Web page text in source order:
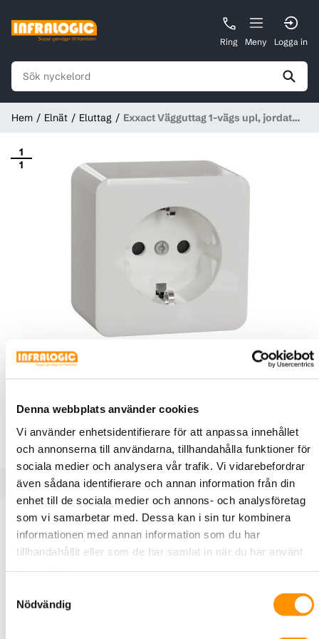
Denna webbplats använder cookies
Vi använder enhetsidentifierare för att anpassa innehållet
och annonserna till användarna, tillhandahålla funktioner för
sociala medier och analysera vår trafik. Vi vidarebefordrar
även sådana identifierare och annan information från din
enhet till de sociala medier och annons- och analysföretag
som vi samarbetar med. Dessa kan i sin tur kombinera
informationen med annan information som du har
tillhandahållit eller som de har samlat in när du har använt
Nödvändig
Ring Meny Logga in
Hem Elnät Eluttag
Exxact Vägguttag 1-vägs upl, jordat
1
1
E18 202 92 Schneider Electric
Exxact Vägguttag 1-vägs upl, jordat
16A IP21, snabbanslutning Vit
Vägguttag, Exxact, 1-vägs, jordat, utanpåliggande, 16A,
IP21, snabbanslutning, Vit
Produktbeskrivning Specifikationer Dokument
Vägguttag 1-vägs för utanpåliggande installation med
integrerad bottenplatta. 16AX, 250V, jordat,
petskyddat. Snabbanslutning. Ingångar för kablar från
baksidan genom utbrytningar i bottenplattan eller från